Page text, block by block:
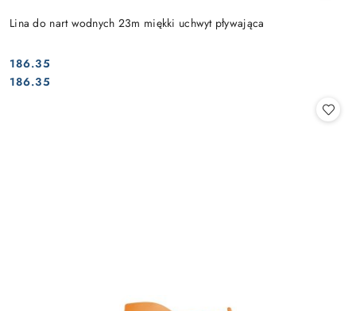
Lina do nart wodnych 23m miękki uchwyt pływająca
Cena:
186.35
Cena:
186.35